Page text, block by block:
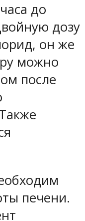
до
дозу
он же
можно
после
печени.